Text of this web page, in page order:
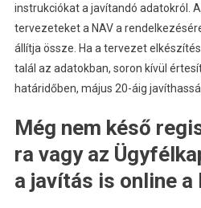
instrukciókat a javítandó adatokról.
tervezeteket a NAV a
állítja össze. Ha a tervezet
talál az adatokban, soron kívül
határidőben, május 20-áig
Még nem késő
ra vagy az
a javítás is online